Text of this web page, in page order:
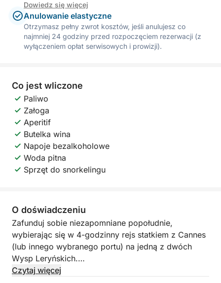
Dowiedz się więcej
Anulowanie elastyczne
Otrzymasz pełny zwrot kosztów, jeśli anulujesz co
najmniej 24 godziny przed rozpoczęciem rezerwacji (z
wyłączeniem opłat serwisowych i prowizji).
Co jest wliczone
Paliwo
Załoga
Aperitif
Butelka wina
Napoje bezalkoholowe
Woda pitna
Sprzęt do snorkelingu
O doświadczeniu
Zafunduj sobie niezapomniane popołudnie,
wybierając się w 4-godzinny rejs statkiem z Cannes
(lub innego wybranego portu) na jedną z dwóch
Wysp Leryńskich.
Czytaj więcej